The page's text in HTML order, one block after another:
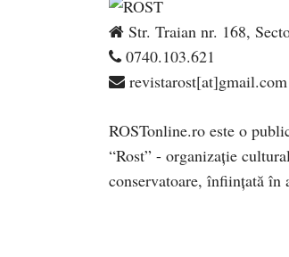
Str. Traian nr. 168,
0740.103.621
revistarost[at]gmail.com
ROSTonline.ro este o
“Rost” - organizaţie
conservatoare, înfiinţată în